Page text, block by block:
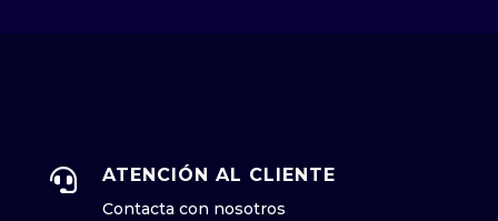
 ATENCIÓN AL CLIENTE
Contacta con nosotros